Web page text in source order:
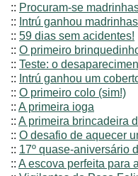
:: Procuram-se
:: Intrú ganhou
:: 59 dias sem acidentes!
:: O primeiro
:: Teste: o
:: Intrú ganhou um
:: O primeiro colo (sim!)
:: A primeira ioga
:: A primeira brincadeira
:: O desafio de aquecer
:: 17º quase-aniversário
:: A escova perfeita para